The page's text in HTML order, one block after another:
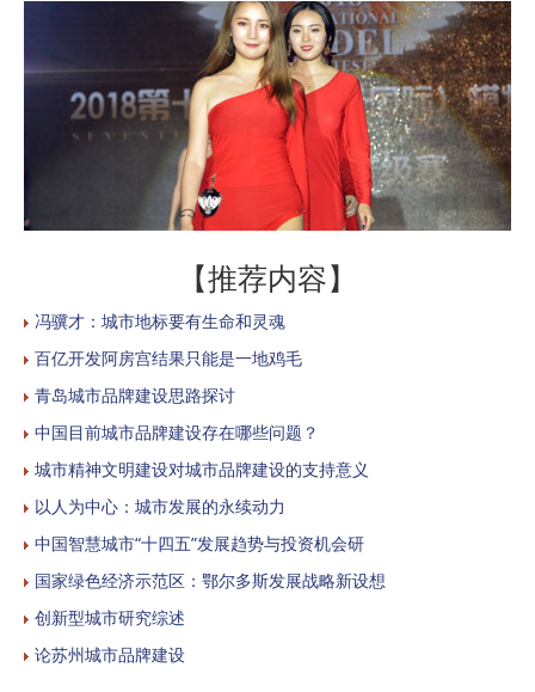
【推荐内容】
冯骥才：城市地标要有生命和灵魂
百亿开发阿房宫结果只能是一地鸡毛
青岛城市品牌建设思路探讨
中国目前城市品牌建设存在哪些问题？
城市精神文明建设对城市品牌建设的支持意义
以人为中心：城市发展的永续动力
中国智慧城市“十四五”发展趋势与投资机会研
国家绿色经济示范区：鄂尔多斯发展战略新设想
创新型城市研究综述
论苏州城市品牌建设